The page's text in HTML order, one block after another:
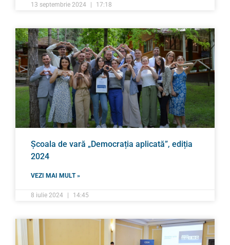
13 septembrie 2024 17:18
Școala de vară „Democrația aplicată”, ediția
2024
VEZI MAI MULT »
8 iulie 2024 14:45